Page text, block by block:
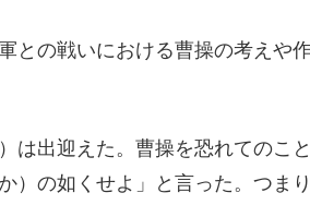
との戦いにおける曹操の考えや
は出迎えた。曹操を恐れてのこ
）の如くせよ」と言った。つま